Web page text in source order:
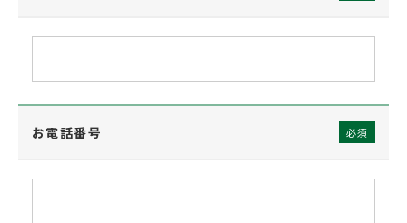
お電話番号 必須